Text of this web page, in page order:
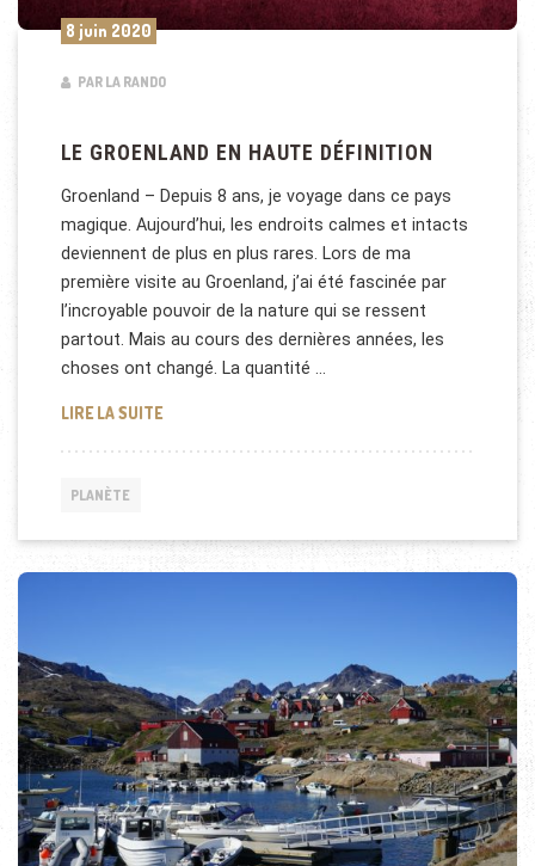
8 juin 2020
PAR LA RANDO
LE GROENLAND EN HAUTE DÉFINITION
Groenland – Depuis 8 ans, je voyage dans ce pays
magique. Aujourd’hui, les endroits calmes et intacts
deviennent de plus en plus rares. Lors de ma
première visite au Groenland, j’ai été fascinée par
l’incroyable pouvoir de la nature qui se ressent
partout. Mais au cours des dernières années, les
choses ont changé. La quantité …
LIRE LA SUITELE GROENLAND EN HAUTE DÉFINITION
PLANÈTE